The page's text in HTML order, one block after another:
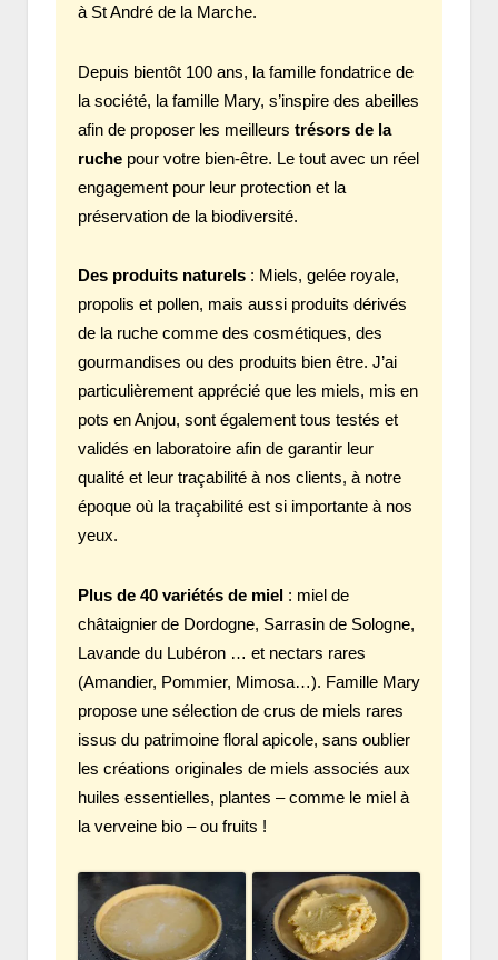
à St André de la Marche.
Depuis bientôt 100 ans, la famille fondatrice de
la société, la famille Mary, s’inspire des abeilles
afin de proposer les meilleurs trésors de la
ruche pour votre bien-être. Le tout avec un réel
engagement pour leur protection et la
préservation de la biodiversité.
Des produits naturels : Miels, gelée royale,
propolis et pollen, mais aussi produits dérivés
de la ruche comme des cosmétiques, des
gourmandises ou des produits bien être. J’ai
particulièrement apprécié que les miels, mis en
pots en Anjou, sont également tous testés et
validés en laboratoire afin de garantir leur
qualité et leur traçabilité à nos clients, à notre
époque où la traçabilité est si importante à nos
yeux.
Plus de 40 variétés de miel : miel de
châtaignier de Dordogne, Sarrasin de Sologne,
Lavande du Lubéron … et nectars rares
(Amandier, Pommier, Mimosa…). Famille Mary
propose une sélection de crus de miels rares
issus du patrimoine floral apicole, sans oublier
les créations originales de miels associés aux
huiles essentielles, plantes – comme le miel à
la verveine bio – ou fruits !